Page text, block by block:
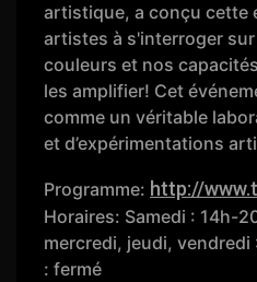
artistique, a conçu cette
artistes à s'interroger
couleurs et nos
les amplifier! Cet
comme un véritable
et d’expérimentations
Programme: http://
Horaires: Samedi : 14h-
mercredi, jeudi,
: fermé